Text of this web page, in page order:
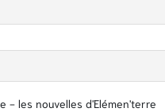
- les nouvelles d'Elémen'terre